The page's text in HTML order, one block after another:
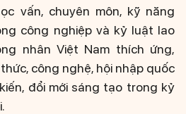
vấn, chuyên môn, kỹ năng
công nghiệp và kỷ luật lao
nhân Việt Nam thích ứng,
công nghệ, hội nhập quốc
đổi mới sáng tạo trong kỷ